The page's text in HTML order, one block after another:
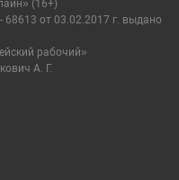
(16+)
от 03.02.2017 г. выдано
рабочий»
А. Г.